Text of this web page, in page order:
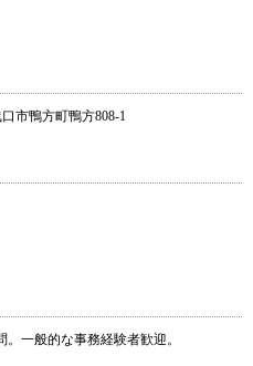
市鴨方町鴨方808-1
一般的な事務経験者歓迎。